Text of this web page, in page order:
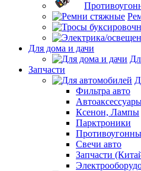
Для дома и дачи
Запчасти
Фильтра авто
Ксенон, Лампы
Парктроники
Свечи авто
Запчасти